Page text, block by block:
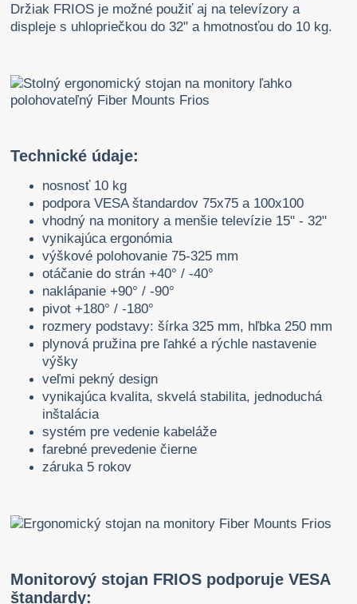
Držiak FRIOS je možné použiť aj na televízory a
displeje s uhlopriečkou do 32" a hmotnosťou do 10 kg.
Technické údaje:
nosnosť 10 kg
podpora VESA štandardov 75x75 a 100x100
vhodný na monitory a menšie televízie 15" - 32"
vynikajúca ergonómia
výškové polohovanie 75-325 mm
otáčanie do strán +40° / -40°
naklápanie +90° / -90°
pivot +180° / -180°
rozmery podstavy: šírka 325 mm, hľbka 250 mm
plynová pružina pre ľahké a rýchle nastavenie
výšky
veľmi pekný design
vynikajúca kvalita, skvelá stabilita, jednoduchá
inštalácia
systém pre vedenie kabeláže
farebné prevedenie čierne
záruka 5 rokov
Monitorový stojan FRIOS podporuje VESA
štandardy: